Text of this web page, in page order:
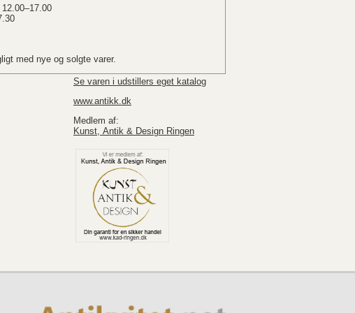
med nye og solgte varer.
Se varen i udstillers eget katalog
www.antikk.dk
Medlem af:
Kunst, Antik & Design Ringen